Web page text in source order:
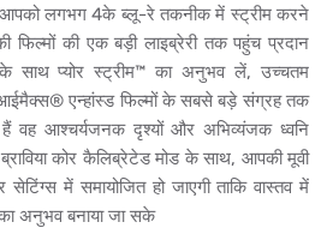
आपको लगभग 4के ब्लू-रे तकनीक में स्ट्रीम करने
फिल्मों की एक बड़ी लाइब्रेरी तक पहुंच प्रदान
साथ प्योर स्ट्रीम™ का अनुभव लें, उच्चतम
आईमैक्स® एन्हांस्ड फिल्मों के सबसे बड़े संग्रह तक
आश्चर्यजनक दृश्यों और अभिव्यंजक ध्वनि
कोर कैलिब्रेटेड मोड के साथ, आपकी मूवी
में समायोजित हो जाएगी ताकि वास्तव में
अनुभव बनाया जा सके